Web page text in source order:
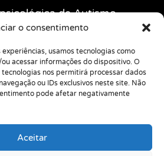
o consentimento
usamos tecnologias como
acessar informações do dispositivo. O
nos permitirá processar dados
ou IDs exclusivos neste site. Não
pode afetar negativamente
Aceitar
de Autismo
Adulto
Cognitivo
Online
Habilidades Sociais
integrativa Online